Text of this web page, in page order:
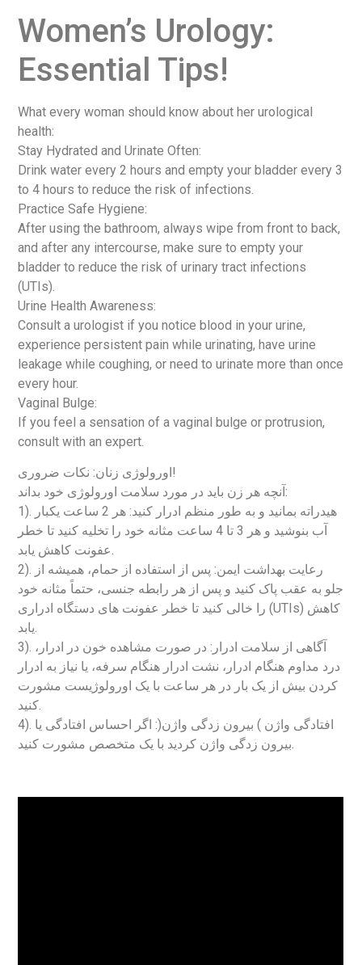
Women’s Urology:
Essential Tips!
What every woman should know about her urological
health:
Stay Hydrated and Urinate Often:
Drink water every 2 hours and empty your bladder every 3
to 4 hours to reduce the risk of infections.
Practice Safe Hygiene:
After using the bathroom, always wipe from front to back,
and after any intercourse, make sure to empty your
bladder to reduce the risk of urinary tract infections
(UTIs).
Urine Health Awareness:
Consult a urologist if you notice blood in your urine,
experience persistent pain while urinating, have urine
leakage while coughing, or need to urinate more than once
every hour.
Vaginal Bulge:
If you feel a sensation of a vaginal bulge or protrusion,
consult with an expert.
اورولوژی زنان: نکات ضروری!
آنچه هر زن باید در مورد سلامت اورولوژی خود بداند:
1). هیدراته بمانید و به طور منظم ادرار کنید: هر 2 ساعت یکبار
آب بنوشید و هر 3 تا 4 ساعت مثانه خود را تخلیه کنید تا خطر
عفونت کاهش یابد.
2). رعایت بهداشت ایمن: پس از استفاده از حمام، همیشه از
جلو به عقب پاک کنید و پس از هر رابطه جنسی، حتماً مثانه خود
را خالی کنید تا خطر عفونت های دستگاه ادراری (UTIs) کاهش
یابد.
3). آگاهی از سلامت ادرار: در صورت مشاهده خون در ادرار،
درد مداوم هنگام ادرار، نشت ادرار هنگام سرفه، یا نیاز به ادرار
کردن بیش از یک بار در هر ساعت با یک اورولوژیست مشورت
کنید.
4). افتادگی واژن ) بیرون زدگی واژن(: اگر احساس افتادگی یا
بیرون زدگی واژن کردید با یک متخصص مشورت کنید.